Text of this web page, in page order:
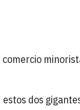
estos dos